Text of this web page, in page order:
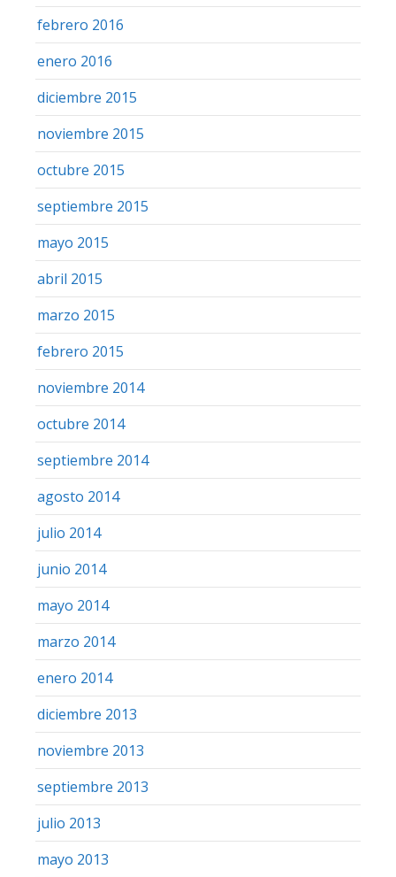
febrero 2016
enero 2016
diciembre 2015
noviembre 2015
octubre 2015
septiembre 2015
mayo 2015
abril 2015
marzo 2015
febrero 2015
noviembre 2014
octubre 2014
septiembre 2014
agosto 2014
julio 2014
junio 2014
mayo 2014
marzo 2014
enero 2014
diciembre 2013
noviembre 2013
septiembre 2013
julio 2013
mayo 2013